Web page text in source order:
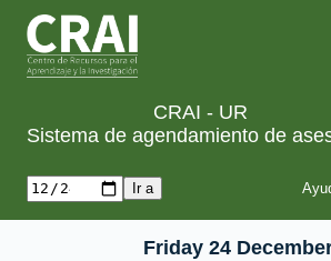
CRAI - UR
Sistema de agendamiento de
Friday 24